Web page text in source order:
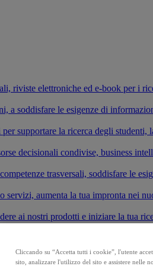
riviste elettroniche ed e-book per i
a soddisfare le esigenze di
supportare la ricerca degli
decisionali condivise, business
trasversali, soddisfare le
servizi, aumenta la tua impronta nei
ai nostri prodotti e iniziare la tua
Cliccando su “Accetta tutti i cookie”, l'utente
sito, analizzare l'utilizzo del sito e assistere nelle